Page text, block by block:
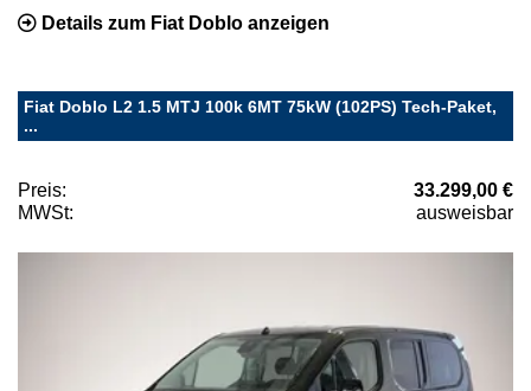
Details zum Fiat Doblo anzeigen
Fiat Doblo L2 1.5 MTJ 100k 6MT 75kW (102PS) Tech-Paket,
...
Preis:
33.299,00 €
MWSt:
ausweisbar